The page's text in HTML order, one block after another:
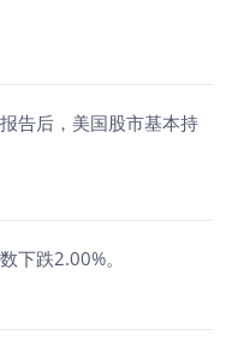
告后，美国股市基本持
下跌2.00%。